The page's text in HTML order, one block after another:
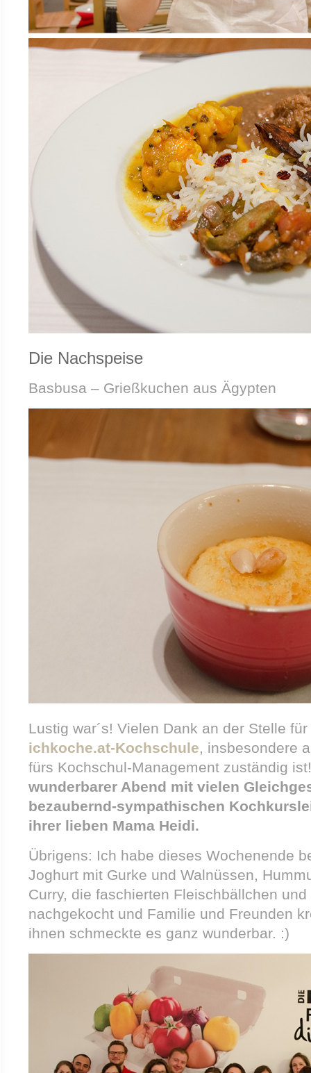
Die Nachspeise
Basbusa – Grießkuchen aus Ägypten
Lustig war´s! Vielen Dank an der Stelle
ichkoche.at-Kochschule, insbesondere
fürs Kochschul-Management zuständig
wunderbarer Abend mit vielen
bezaubernd-sympathischen
ihrer lieben Mama Heidi.
Übrigens: Ich habe dieses Wochenende
Joghurt mit Gurke und Walnüssen,
Curry, die faschierten Fleischbällchen
nachgekocht und Familie und Freunden
ihnen schmeckte es ganz wunderbar. :)